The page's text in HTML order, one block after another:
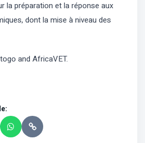
la préparation et la réponse aux
dont la mise à niveau des
and AfricaVET.
: